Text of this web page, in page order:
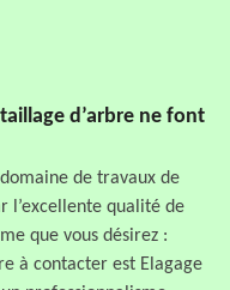
d’arbre ne font
de travaux de
l’excellente qualité de
que vous désirez :
à contacter est Elagage